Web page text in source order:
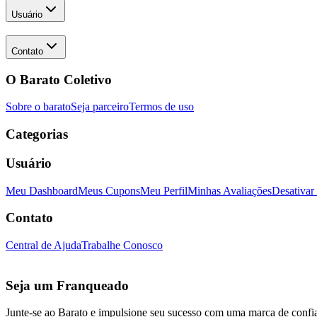
Usuário
Contato
O Barato Coletivo
Sobre o baratoSeja parceiroTermos de uso
Categorias
Usuário
Meu DashboardMeus CuponsMeu PerfilMinhas AvaliaçõesDesativar
Contato
Central de AjudaTrabalhe Conosco
Seja um Franqueado
Junte-se ao Barato e impulsione seu sucesso com uma marca de